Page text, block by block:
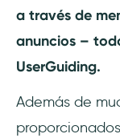
a través de
anuncios –
UserGuiding.
Además de